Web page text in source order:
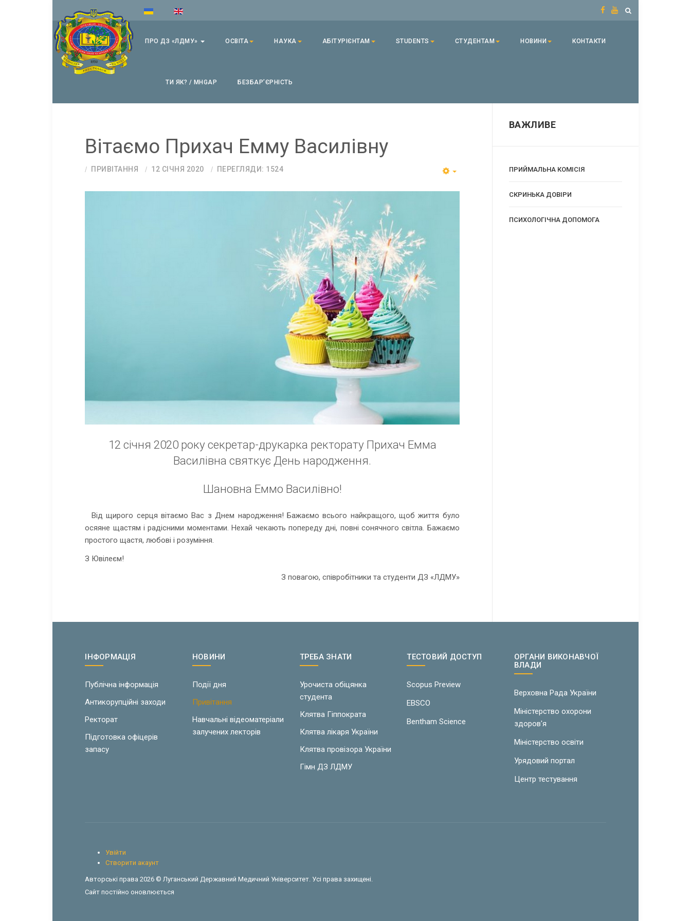
ПРО ДЗ «ЛДМУ» ОСВІТА НАУКА АБІТУРІЄНТАМ STUDENTS СТУДЕНТАМ НОВИНИ КОНТАКТИ
ТИ ЯК? / MHGAP БЕЗБАРʼЄРНІСТЬ
Вітаємо Прихач Емму Василівну
ПРИВІТАННЯ 12 СІЧНЯ 2020 ПЕРЕГЛЯДИ: 1524
12 січня 2020 року секретар-друкарка ректорату Прихач Емма
Василівна святкує День народження.
Шановна Еммо Василівно!
Від щирого серця вітаємо Вас з Днем народження! Бажаємо всього найкращого, щоб життя було
осяяне щастям і радісними моментами. Нехай чекають попереду дні, повні сонячного світла. Бажаємо
простого щастя, любові і розуміння.
З Ювілеєм!
З повагою, співробітники та студенти ДЗ «ЛДМУ»
ВАЖЛИВЕ
ПРИЙМАЛЬНА КОМІСІЯ
CКРИНЬКА ДОВІРИ
ПСИХОЛОГІЧНА ДОПОМОГА
ІНФОРМАЦІЯ
Публічна інформація
Антикорупційні заходи
Ректорат
Підготовка офіцерів
запасу
НОВИНИ
Події дня
Привітання
Навчальні відеоматеріали
залучених лекторів
ТРЕБА ЗНАТИ
Урочиста обіцянка
студента
Клятва Гіппократа
Клятва лікаря України
Клятва провізора України
Гімн ДЗ ЛДМУ
ТЕСТОВИЙ ДОСТУП
Scopus Preview
EBSCO
Bentham Science
ОРГАНИ ВИКОНАВЧОЇ
ВЛАДИ
Верховна Рада України
Міністерство охорони
здоров'я
Міністерство освіти
Урядовий портал
Центр тестування
Увійти
Створити акаунт
Авторські права 2026 © Луганський Державний Медичний Університет. Усі права захищені.
Сайт постійно оновлюється